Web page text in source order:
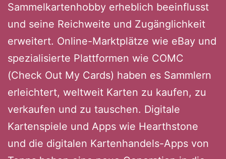
Sammelkartenhobby erheblich beeinflusst
und seine Reichweite und Zugänglichkeit
erweitert. Online-Marktplätze wie eBay und
spezialisierte Plattformen wie COMC
(Check Out My Cards) haben es Sammlern
erleichtert, weltweit Karten zu kaufen, zu
verkaufen und zu tauschen. Digitale
Kartenspiele und Apps wie Hearthstone
und die digitalen Kartenhandels-Apps von